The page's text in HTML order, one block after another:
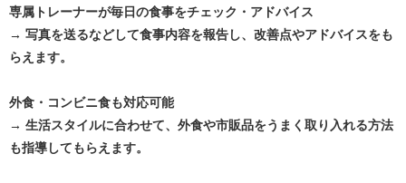
専属トレーナーが毎日の食事をチェック・アドバイス
→ 写真を送るなどして食事内容を報告し、改善点やアドバイスをも
らえます。
外食・コンビニ食も対応可能
→ 生活スタイルに合わせて、外食や市販品をうまく取り入れる方法
も指導してもらえます。